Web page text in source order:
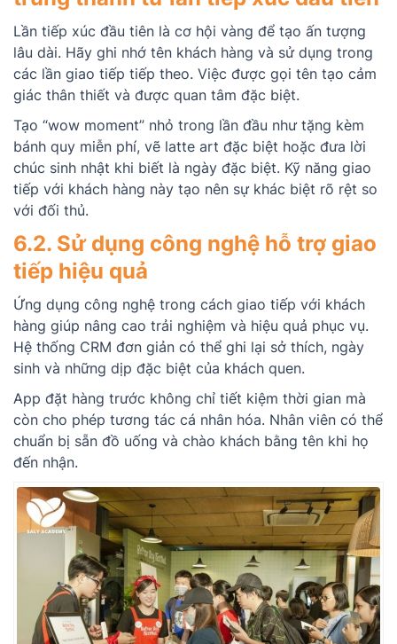
Lần tiếp xúc đầu tiên là cơ hội vàng để tạo ấn tượng
lâu dài. Hãy ghi nhớ tên khách hàng và sử dụng trong
các lần giao tiếp tiếp theo. Việc được gọi tên tạo cảm
giác thân thiết và được quan tâm đặc biệt.
Tạo “wow moment” nhỏ trong lần đầu như tặng kèm
bánh quy miễn phí, vẽ latte art đặc biệt hoặc đưa lời
chúc sinh nhật khi biết là ngày đặc biệt. Kỹ năng giao
tiếp với khách hàng này tạo nên sự khác biệt rõ rệt so
với đối thủ.
6.2. Sử dụng công nghệ hỗ trợ giao
tiếp hiệu quả
Ứng dụng công nghệ trong cách giao tiếp với khách
hàng giúp nâng cao trải nghiệm và hiệu quả phục vụ.
Hệ thống CRM đơn giản có thể ghi lại sở thích, ngày
sinh và những dịp đặc biệt của khách quen.
App đặt hàng trước không chỉ tiết kiệm thời gian mà
còn cho phép tương tác cá nhân hóa. Nhân viên có thể
chuẩn bị sẵn đồ uống và chào khách bằng tên khi họ
đến nhận.